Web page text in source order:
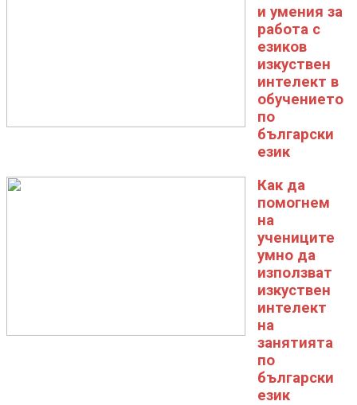
и умения за
работа с
езиков
изкуствен
интелект в
обучението
по
български
език
Как да
помогнем
на
учениците
умно да
използват
изкуствен
интелект
на
занятията
по
български
език